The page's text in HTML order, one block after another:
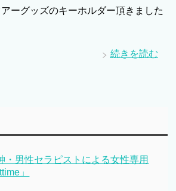
ーグッズのキーホルダー頂きました
続きを読む
・男性セラピストによる女性専用
」